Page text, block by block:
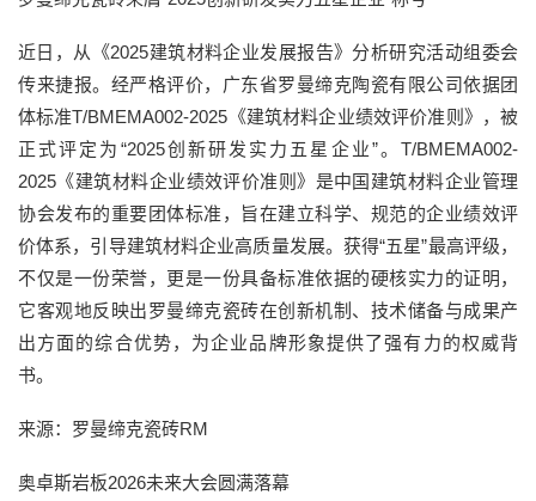
近日，从《2025建筑材料企业发展报告》分析研究活动组委会
传来捷报。经严格评价，广东省罗曼缔克陶瓷有限公司依据团
体标准T/BMEMA002-2025《建筑材料企业绩效评价准则》，被
正式评定为“2025创新研发实力五星企业”。T/BMEMA002-
2025《建筑材料企业绩效评价准则》是中国建筑材料企业管理
协会发布的重要团体标准，旨在建立科学、规范的企业绩效评
价体系，引导建筑材料企业高质量发展。获得“五星”最高评级，
不仅是一份荣誉，更是一份具备标准依据的硬核实力的证明，
它客观地反映出罗曼缔克瓷砖在创新机制、技术储备与成果产
出方面的综合优势，为企业品牌形象提供了强有力的权威背
书。
来源：罗曼缔克瓷砖RM
奥卓斯岩板2026未来大会圆满落幕